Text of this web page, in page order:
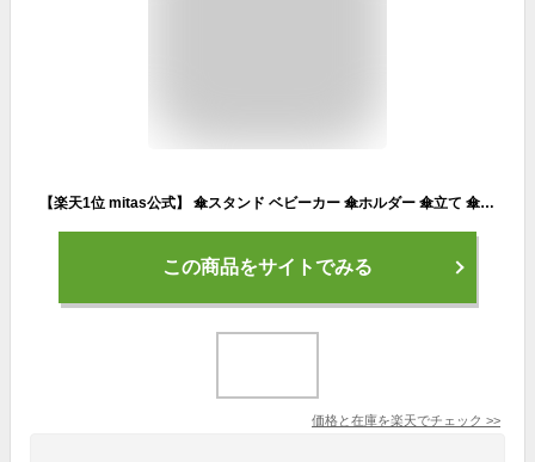
【楽天1位 mitas公式】 傘スタンド ベビーカー 傘ホルダー 傘立て 傘差しホルダー 日傘スタンド 傘固定 スタンド 車いす 車椅子 介護 キックボード 自転車 自転車用品 通勤 通学 チャリ 日除け 雨除け 角度調整 可能 紫外線対策 手押し車 シルバーカー コンパクト ママチャリ
この商品をサイトでみる
価格と在庫を楽天でチェック >>